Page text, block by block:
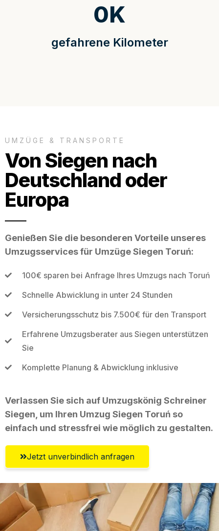
gefahrene Kilometer
0K
UMZÜGE & TRANSPORTE
Von Siegen nach
Deutschland oder
Europa
Genießen Sie die besonderen Vorteile unseres
Umzugsservices für Umzüge Siegen Toruń:
100€ sparen bei Anfrage Ihres Umzugs nach Toruń
Schnelle Abwicklung in unter 24 Stunden
Versicherungsschutz bis 7.500€ für den Transport
Erfahrene Umzugsberater aus Siegen unterstützen
Sie
Komplette Planung & Abwicklung inklusive
Verlassen Sie sich auf Umzugskönig Schreiner
Siegen, um Ihren Umzug Siegen Toruń so
einfach und stressfrei wie möglich zu gestalten.
Jetzt unverbindlich anfragen